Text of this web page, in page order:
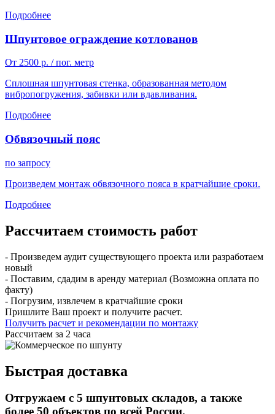
Подробнее
Шпунтовое ограждение котлованов
От 2500 р. / пог. метр
Сплошная шпунтовая стенка, образованная методом
вибропогружения, забивки или вдавливания.
Подробнее
Обвязочный пояс
по запросу
Произведем монтаж обвязочного пояса в кратчайшие сроки.
Подробнее
Рассчитаем стоимость работ
- Произведем аудит существующего проекта или разработаем
новый
- Поставим, сдадим в аренду материал (Возможна оплата по
факту)
- Погрузим, извлечем в кратчайшие сроки
Пришлите Ваш проект и получите расчет.
Получить расчет и рекомендации по монтажу
Рассчитаем за 2 часа
Быстрая доставка
Отгружаем с 5 шпунтовых складов, а также